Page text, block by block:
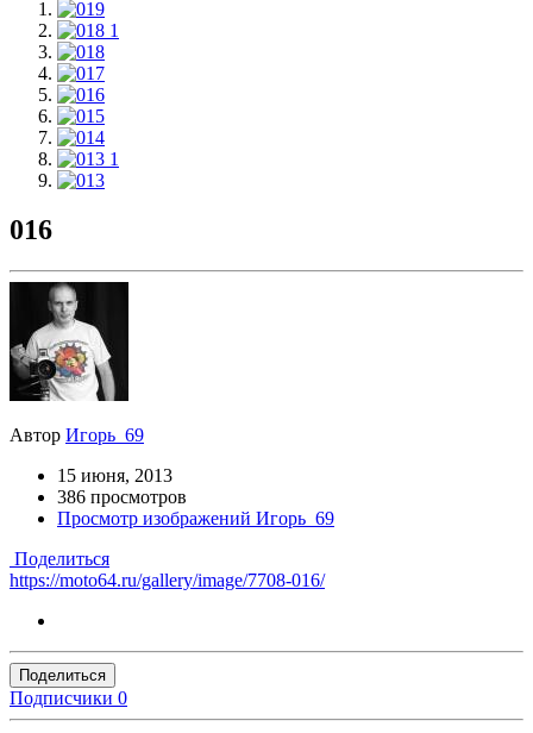
016
Автор Игорь_69
15 июня, 2013
386 просмотров
Просмотр изображений Игорь_69
Поделиться
https://moto64.ru/gallery/image/7708-016/
Поделиться
Подписчики 0